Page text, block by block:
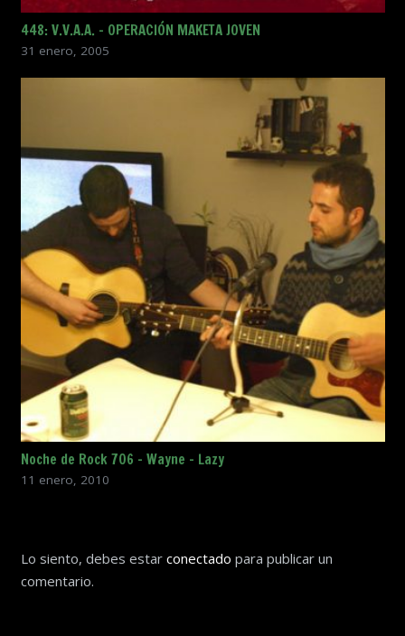
448: V.V.A.A. – OPERACIÓN MAKETA JOVEN
31 enero, 2005
Noche de Rock 706 – Wayne – Lazy
11 enero, 2010
Lo siento, debes estar conectado para publicar un
comentario.